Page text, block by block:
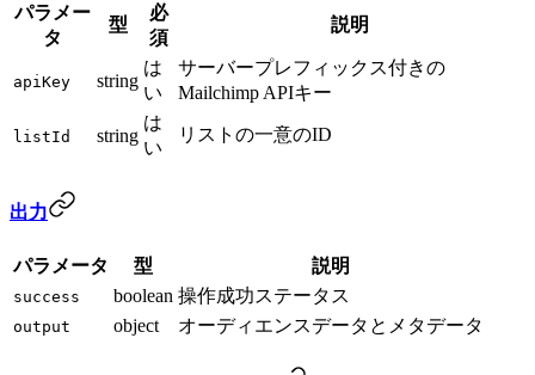
パラメー
タ
型
必
須
説明
apiKey string
は
い
サーバープレフィックス付きの
Mailchimp APIキー
listId string
は
い
リストの一意のID
出力
パラメータ 型 説明
success boolean 操作成功ステータス
output object オーディエンスデータとメタデータ